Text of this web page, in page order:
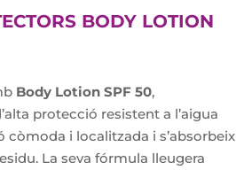
BODY LOTION
Body Lotion SPF 50,
protecció resistent a l’aigua
i localitzada i s’absorbeix
La seva fórmula lleugera